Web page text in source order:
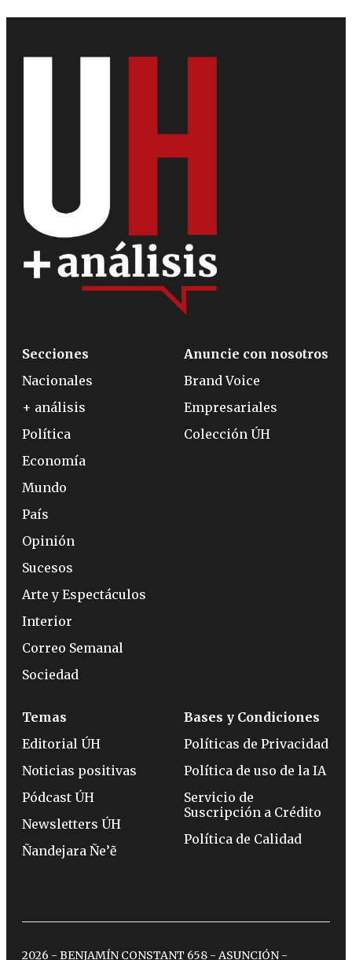
Secciones
Nacionales
+ análisis
Política
Economía
Mundo
País
Opinión
Sucesos
Arte y Espectáculos
Interior
Correo Semanal
Sociedad
Anuncie con nosotros
Brand Voice
Empresariales
Colección ÚH
Temas
Editorial ÚH
Noticias positivas
Pódcast ÚH
Newsletters ÚH
Ñandejara Ñe’ẽ
Bases y Condiciones
Políticas de Privacidad
Política de uso de la IA
Servicio de
Suscripción a Crédito
Política de Calidad
2026 - BENJAMÍN CONSTANT 658 - ASUNCIÓN -